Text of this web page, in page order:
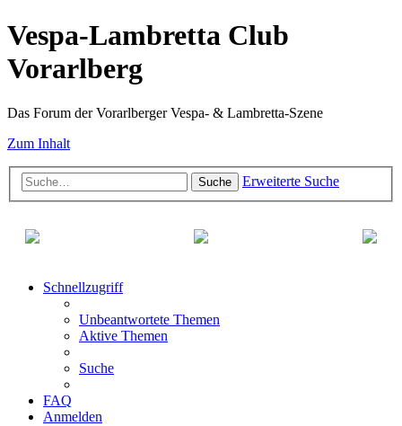
Vespa-Lambretta Club
Vorarlberg
Das Forum der Vorarlberger Vespa- & Lambretta-Szene
Zum Inhalt
Suche Erweiterte Suche
Schnellzugriff
Unbeantwortete Themen
Aktive Themen
Suche
FAQ
Anmelden